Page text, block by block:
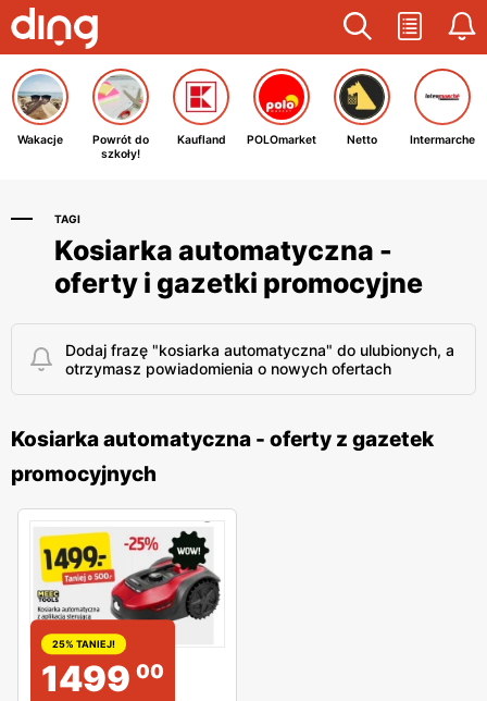
Wakacje
Powrót do
szkoły!
Kaufland POLOmarket Netto Intermarche
TAGI
Kosiarka automatyczna -
oferty i gazetki promocyjne
Dodaj frazę "kosiarka automatyczna" do ulubionych, a
otrzymasz powiadomienia o nowych ofertach
Kosiarka automatyczna - oferty z gazetek
promocyjnych
25% TANIEJ!
1499 00